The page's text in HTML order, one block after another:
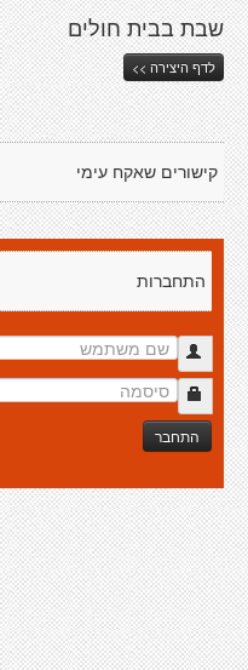
שבת בבית חולים
לדף היצירה >>
קישורים שאקח עימי
התחברות
התחבר